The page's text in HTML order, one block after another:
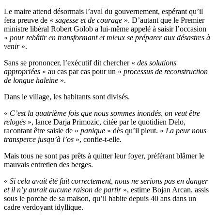
Le maire attend désormais l’aval du gouvernement, espérant qu’il
fera preuve de « sagesse et de courage ». D’autant que le Premier
ministre libéral Robert Golob a lui-même appelé à saisir l’occasion
« pour rebâtir en transformant et mieux se préparer aux désastres à
venir ».
Sans se prononcer, l’exécutif dit chercher « des solutions
appropriées » au cas par cas pour un « processus de reconstruction
de longue haleine ».
Dans le village, les habitants sont divisés.
« C’est la quatrième fois que nous sommes inondés, on veut être
relogés », lance Darja Primozic, citée par le quotidien Delo,
racontant être saisie de « panique » dès qu’il pleut. « La peur nous
transperce jusqu’à l’os », confie-t-elle.
Mais tous ne sont pas prêts à quitter leur foyer, préférant blâmer le
mauvais entretien des berges.
« Si cela avait été fait correctement, nous ne serions pas en danger
et il n’y aurait aucune raison de partir », estime Bojan Arcan, assis
sous le porche de sa maison, qu’il habite depuis 40 ans dans un
cadre verdoyant idyllique.